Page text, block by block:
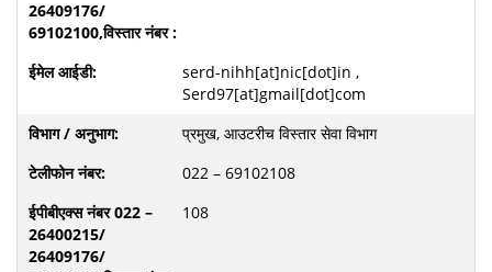
serd-nihh[at]nic[dot]in ,
Serd97[at]gmail[dot]com
प्रमुख, आउटरीच विस्तार सेवा विभाग
022 – 69102108
108